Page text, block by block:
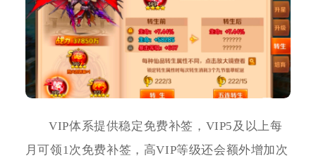
VIP体系提供稳定免费补签，VIP5及以上每
月可领1次免费补签，高VIP等级还会额外增加次